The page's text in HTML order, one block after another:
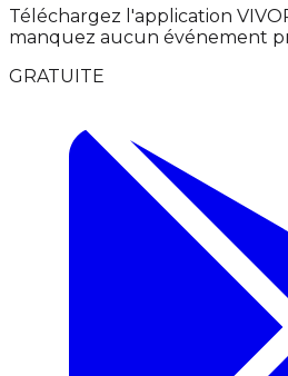
Téléchargez l'application
manquez aucun événement
GRATUITE